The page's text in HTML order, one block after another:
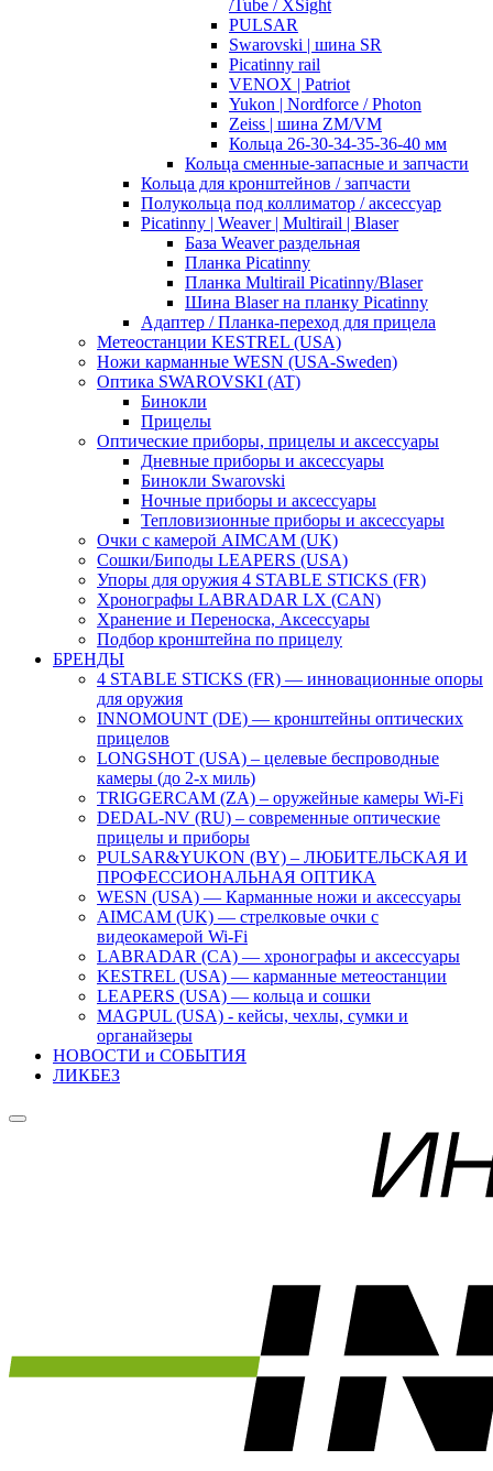
/Tube / XSight
PULSAR
Swarovski | шина SR
Picatinny rail
VENOX | Patriot
Yukon | Nordforce / Photon
Zeiss | шина ZM/VM
Кольца 26-30-34-35-36-40 мм
Кольца сменные-запасные и запчасти
Кольца для кронштейнов / запчасти
Полукольца под коллиматор / аксессуар
Picatinny | Weaver | Multirail | Blaser
База Weaver раздельная
Планка Picatinny
Планка Multirail Picatinny/Blaser
Шина Blaser на планку Picatinny
Адаптер / Планка-переход для прицела
Метеостанции KESTREL (USA)
Ножи карманные WESN (USA-Sweden)
Оптика SWAROVSKI (AT)
Бинокли
Прицелы
Оптические приборы, прицелы и аксессуары
Дневные приборы и аксессуары
Бинокли Swarovski
Ночные приборы и аксессуары
Тепловизионные приборы и аксессуары
Очки с камерой AIMCAM (UK)
Сошки/Биподы LEAPERS (USA)
Упоры для оружия 4 STABLE STICKS (FR)
Хронографы LABRADAR LX (CAN)
Хранение и Переноска, Аксессуары
Подбор кронштейна по прицелу
БРЕНДЫ
4 STABLE STICKS (FR) — инновационные опоры
для оружия
INNOMOUNT (DE) — кронштейны оптических
прицелов
LONGSHOT (USA) – целевые беспроводные
камеры (до 2-х миль)
TRIGGERCAM (ZA) – оружейные камеры Wi-Fi
DEDAL-NV (RU) – современные оптические
прицелы и приборы
PULSAR&YUKON (BY) – ЛЮБИТЕЛЬСКАЯ И
ПРОФЕССИОНАЛЬНАЯ ОПТИКА
WESN (USA) — Карманные ножи и аксессуары
AIMCAM (UK) — стрелковые очки с
видеокамерой Wi-Fi
LABRADAR (CA) — хронографы и аксессуары
KESTREL (USA) — карманные метеостанции
LEAPERS (USA) — кольца и сошки
MAGPUL (USA) - кейсы, чехлы, сумки и
органайзеры
НОВОСТИ и СОБЫТИЯ
ЛИКБЕЗ